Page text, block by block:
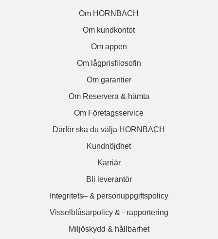
Om HORNBACH
Om kundkontot
Om appen
Om lågprisfilosofin
Om garantier
Om Reservera & hämta
Om Företagsservice
Därför ska du välja HORNBACH
Kundnöjdhet
Karriär
Bli leverantör
Integritets– & personuppgiftspolicy
Visselblåsarpolicy & –rapportering
Miljöskydd & hållbarhet